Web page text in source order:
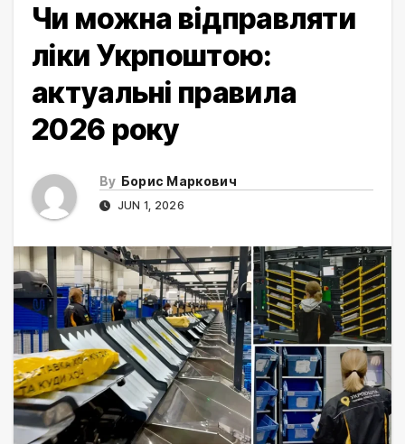
Чи можна відправляти
ліки Укрпоштою:
актуальні правила
2026 року
By Борис Маркович
JUN 1, 2026